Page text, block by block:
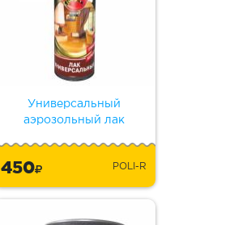
Универсальный
аэрозольный лак
450 POLI-R